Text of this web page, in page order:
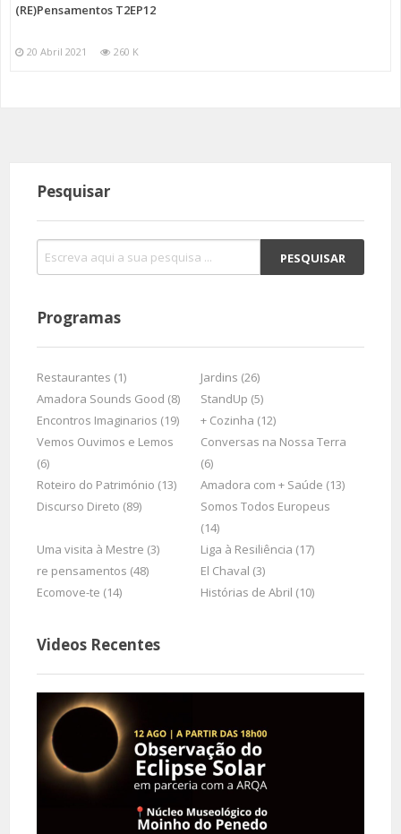
(RE)Pensamentos T2EP12
20 Abril 2021 260 K
Pesquisar
Programas
Restaurantes (1)
Jardins (26)
Amadora Sounds Good (8)
StandUp (5)
Encontros Imaginarios (19)
+ Cozinha (12)
Vemos Ouvimos e Lemos
(6)
Conversas na Nossa Terra
(6)
Roteiro do Património (13)
Amadora com + Saúde (13)
Discurso Direto (89)
Somos Todos Europeus
(14)
Uma visita à Mestre (3)
Liga à Resiliência (17)
re pensamentos (48)
El Chaval (3)
Ecomove-te (14)
Histórias de Abril (10)
Videos Recentes